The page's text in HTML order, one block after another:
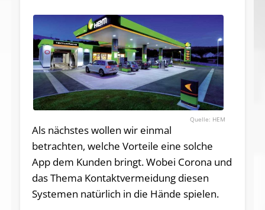
HEM
Als nächstes wollen wir einmal
betrachten, welche Vorteile eine solche
App dem Kunden bringt. Wobei Corona und
das Thema Kontaktvermeidung diesen
Systemen natürlich in die Hände spielen.